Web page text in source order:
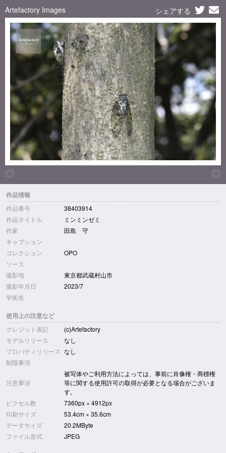
Artefactory Images シェアする
作品情報
作品番号
38403914
作品タイトル
ミンミンゼミ
作家
田島 守
キャプション
コレクション
OPO
ソース
撮影地
東京都武蔵村山市
撮影年月日
2023/7
学術名
使用上の注意など
クレジット表記
(c)Artefactory
モデルリリース
なし
プロパティリリース なし
制限事項
注意事項
被写体やご利用方法によっては、事前に肖像権・商標権
等に関する使用許可の取得が必要となる場合がございま
す。
ピクセル数
7360px × 4912px
印刷サイズ
53.4cm × 35.6cm
データサイズ
20.2MByte
ファイル形式
JPEG